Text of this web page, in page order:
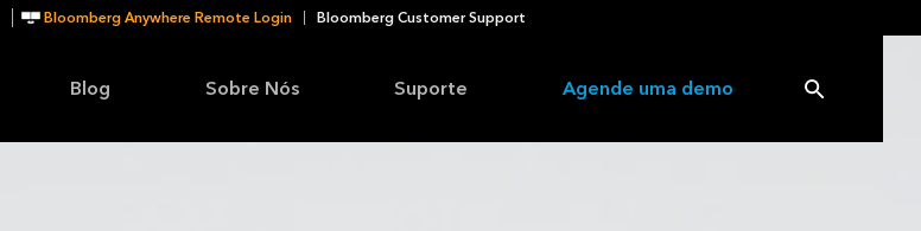
Bloomberg Anywhere Remote Login Bloomberg Customer Support
Blog Sobre Nós Suporte Agende uma demo